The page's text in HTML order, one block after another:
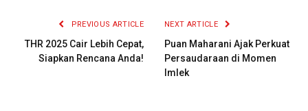
PREVIOUS ARTICLE
THR 2025 Cair Lebih Cepat,
Siapkan Rencana Anda!
NEXT ARTICLE
Puan Maharani Ajak Perkuat
Persaudaraan di Momen
Imlek